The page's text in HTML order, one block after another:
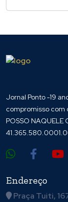
Jornal Ponto -19
compromisso com
POSSO NAQUELE
Endereço
Praça Tuiti,